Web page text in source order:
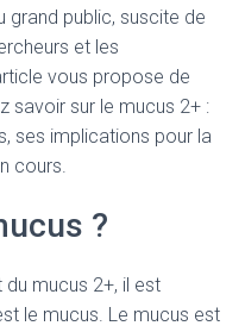
grand public, suscite de
et les
vous propose de
savoir sur le mucus 2+ :
ses implications pour la
cours.
?
du mucus 2+, il est
le mucus. Le mucus est